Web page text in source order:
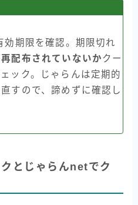
効期限を確認。期限切れ
配布されていないかクー
ック。じゃらんは定期的
すので、諦めずに確認し
とじゃらんnetでク